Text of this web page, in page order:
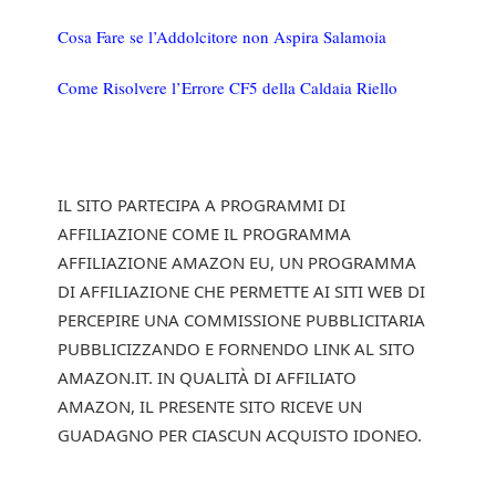
Cosa Fare se l’Addolcitore non Aspira Salamoia
Come Risolvere l’Errore CF5 della Caldaia Riello
IL SITO PARTECIPA A PROGRAMMI DI
AFFILIAZIONE COME IL PROGRAMMA
AFFILIAZIONE AMAZON EU, UN PROGRAMMA
DI AFFILIAZIONE CHE PERMETTE AI SITI WEB DI
PERCEPIRE UNA COMMISSIONE PUBBLICITARIA
PUBBLICIZZANDO E FORNENDO LINK AL SITO
AMAZON.IT. IN QUALITÀ DI AFFILIATO
AMAZON, IL PRESENTE SITO RICEVE UN
GUADAGNO PER CIASCUN ACQUISTO IDONEO.